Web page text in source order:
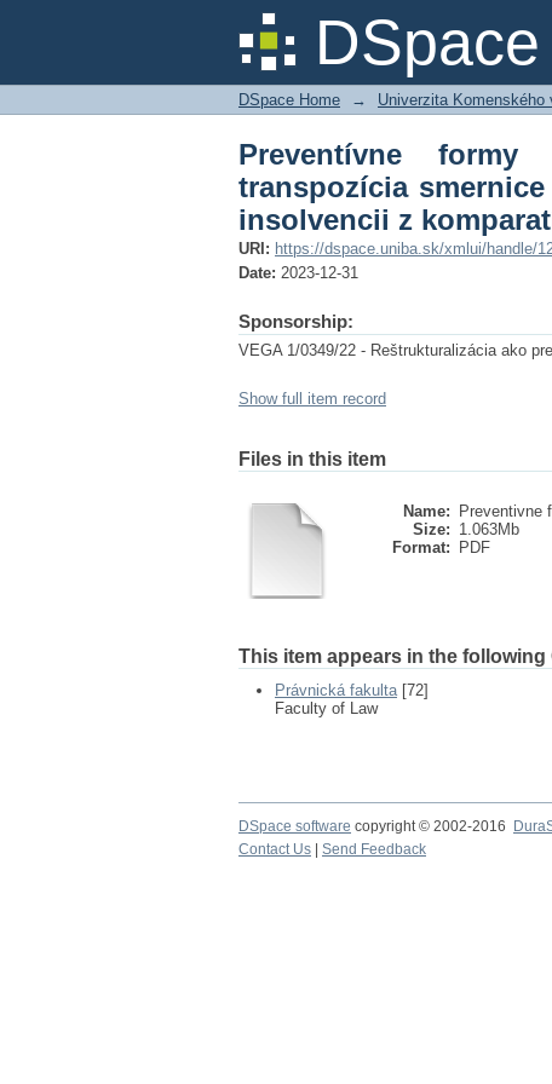
Preventívne formy
2019/1023 o
DSpace Home → Univerzita
Preventívne
transpozícia
insolvencii z
URI: https://dspace.uniba.sk/xmlui/handle/
Date: 2023-12-31
Sponsorship:
VEGA 1/0349/22 - Reštrukturalizácia ako
Show full item record
Files in this item
Name:
Preventivne
Size: 1.063Mb
Format:
PDF
This item appears in the following
Právnická fakulta[72]
Faculty of Law
DSpace software copyright © 2002-2016
Contact Us
Send Feedback